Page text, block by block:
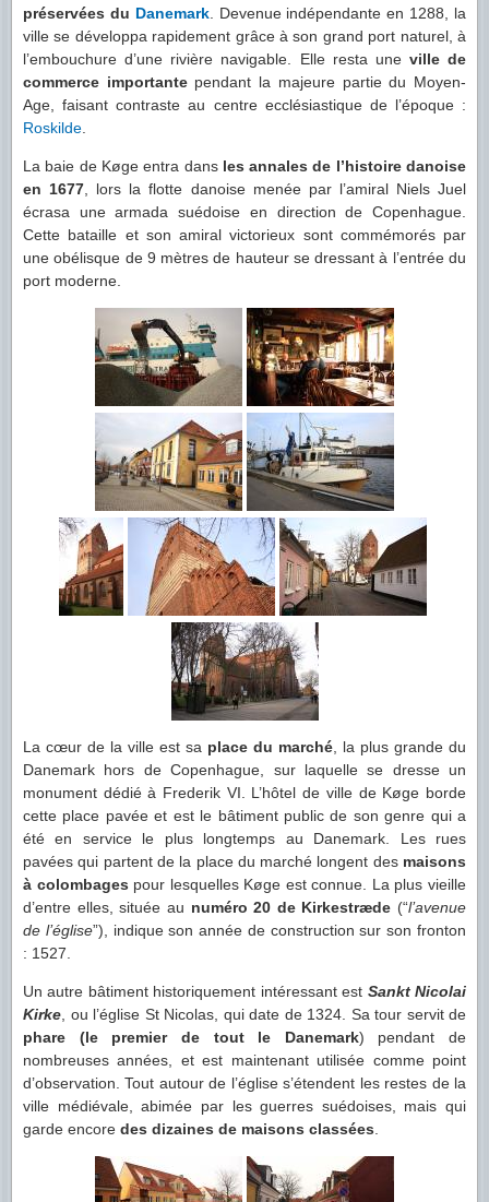
préservées du Danemark. Devenue indépendante en 1288, la
ville se développa rapidement grâce à son grand port naturel, à
l’embouchure d’une rivière navigable. Elle resta une ville de
commerce importantependant la majeure partie du Moyen-
Age, faisant contraste au centre ecclésiastique de l’époque :
Roskilde
La baie de Køge entra dans les annales de l’histoire danoise
en 1677 , lors la flotte danoise menée par l’amiral Niels Juel
écrasa une armada suédoise en direction de Copenhague.
Cette bataille et son amiral victorieux sont commémorés par
une obélisque de 9 mètres de hauteur se dressant à l’entrée du
port moderne.
La cœur de la ville est sa place du marché , la plus grande du
Danemark hors de Copenhague, sur laquelle se dresse un
monument dédié à Frederik VI. L’hôtel de ville de Køge borde
cette place pavée et est le bâtiment public de son genre qui a
été en service le plus longtemps au Danemark. Les rues
pavées qui partent de la place du marché longent des maisons
à colombages pour lesquelles Køge est connue. La plus vieille
d’entre elles, située au numéro 20 de Kirkestræde (“l’avenue
de l’église”), indique son année de construction sur son fronton
: 1527.
Un autre bâtiment historiquement intéressant est Sankt Nicolai
Kirke , ou l’église St Nicolas, qui date de 1324. Sa tour servit de
phare (le premier de tout le Danemark) pendant de
nombreuses années, et est maintenant utilisée comme point
d’observation. Tout autour de l’église s’étendent les restes de la
ville médiévale, abimée par les guerres suédoises, mais qui
garde encore des dizaines de maisons classées